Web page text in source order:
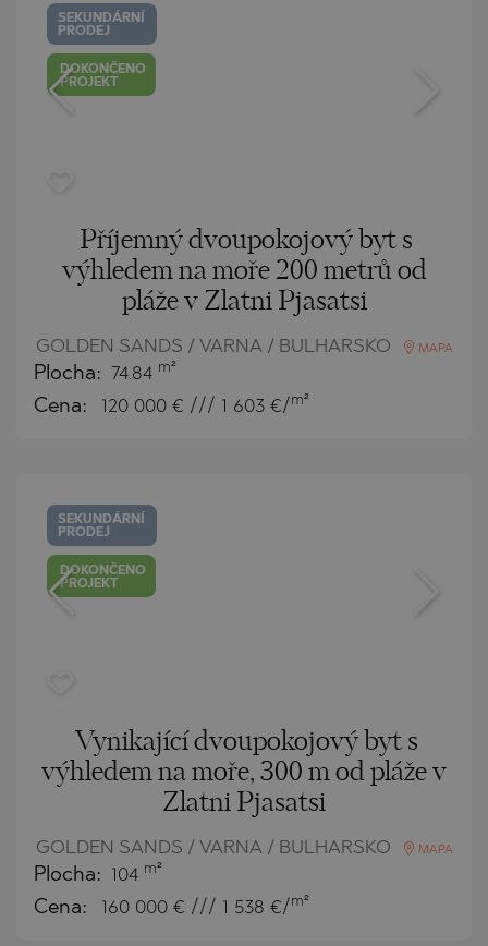
SEKUNDÁRNÍ
PRODEJ
DOKONČENO
PROJEKT
Příjemný dvoupokojový byt s
výhledem na moře 200 metrů od
pláže v Zlatni Pjasatsi
GOLDEN SANDS / VARNA / BULHARSKO MAPA
Plocha: 74.84 m²
Cena: 120 000 € /// 1 603 €/ m²
SEKUNDÁRNÍ
PRODEJ
DOKONČENO
PROJEKT
Vynikající dvoupokojový byt s
výhledem na moře, 300 m od pláže v
Zlatni Pjasatsi
GOLDEN SANDS / VARNA / BULHARSKO MAPA
Plocha: 104 m²
Cena: 160 000 € /// 1 538 €/ m²